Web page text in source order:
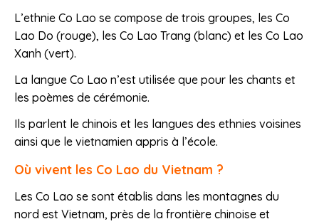
L’ethnie Co Lao se compose de trois groupes, les Co
Lao Do (rouge), les Co Lao Trang (blanc) et les Co Lao
Xanh (vert).
La langue Co Lao n’est utilisée que pour les chants et
les poèmes de cérémonie.
Ils parlent le chinois et les langues des ethnies voisines
ainsi que le vietnamien appris à l’école.
Où vivent les Co Lao du Vietnam ?
Les Co Lao se sont établis dans les montagnes du
nord est Vietnam, près de la frontière chinoise et